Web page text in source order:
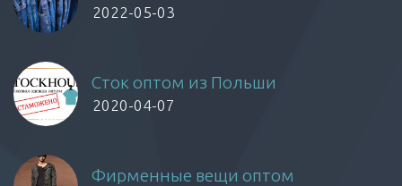
2022-05-03
Сток оптом из Польши
2020-04-07
Фирменные вещи оптом